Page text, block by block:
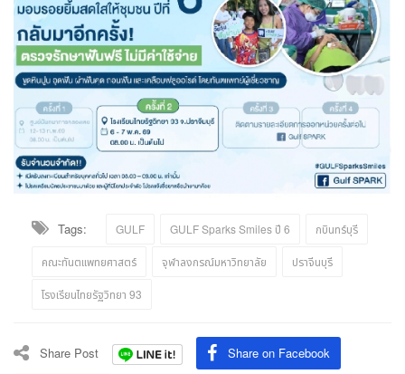
Tags: GULF GULF Sparks Smiles ปี 6 กบินทร์บุรี
คณะทันตแพทยศาสตร์ จุฬาลงกรณ์มหาวิทยาลัย ปราจีนบุรี
โรงเรียนไทยรัฐวิทยา 93
Share Post Share on Facebook